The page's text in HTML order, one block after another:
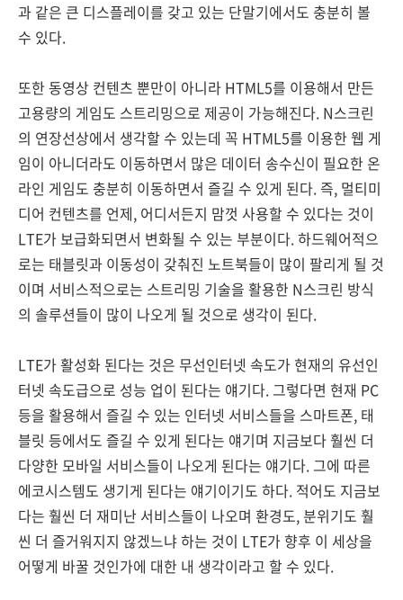
과 같은 큰 디스플레이를 갖고 있는 단말기에서도 충분히 볼
수 있다.
또한 동영상 컨텐츠 뿐만이 아니라 HTML5를 이용해서 만든
고용량의 게임도 스트리밍으로 제공이 가능해진다. N스크린
의 연장선상에서 생각할 수 있는데 꼭 HTML5를 이용한 웹 게
임이 아니더라도 이동하면서 많은 데이터 송수신이 필요한 온
라인 게임도 충분히 이동하면서 즐길 수 있게 된다. 즉, 멀티미
디어 컨텐츠를 언제, 어디서든지 맘껏 사용할 수 있다는 것이
LTE가 보급화되면서 변화될 수 있는 부분이다. 하드웨어적으
로는 태블릿과 이동성이 갖춰진 노트북들이 많이 팔리게 될 것
이며 서비스적으로는 스트리밍 기술을 활용한 N스크린 방식
의 솔루션들이 많이 나오게 될 것으로 생각이 된다.
LTE가 활성화 된다는 것은 무선인터넷 속도가 현재의 유선인
터넷 속도급으로 성능 업이 된다는 얘기다. 그렇다면 현재 PC
등을 활용해서 즐길 수 있는 인터넷 서비스들을 스마트폰, 태
블릿 등에서도 즐길 수 있게 된다는 얘기며 지금보다 훨씬 더
다양한 모바일 서비스들이 나오게 된다는 얘기다. 그에 따른
에코시스템도 생기게 된다는 얘기이기도 하다. 적어도 지금보
다는 훨씬 더 재미난 서비스들이 나오며 환경도, 분위기도 훨
씬 더 즐거워지지 않겠느냐 하는 것이 LTE가 향후 이 세상을
어떻게 바꿀 것인가에 대한 내 생각이라고 할 수 있다.